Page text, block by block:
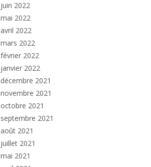
juin 2022
mai 2022
avril 2022
mars 2022
février 2022
janvier 2022
décembre 2021
novembre 2021
octobre 2021
septembre 2021
août 2021
juillet 2021
mai 2021